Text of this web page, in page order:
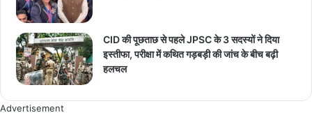
CID की पूछताछ से पहले JPSC के 3 सदस्यों ने दिया
इस्तीफा, परीक्षा में कथित गड़बड़ी की जांच के बीच बढ़ी
हलचल
Advertisement